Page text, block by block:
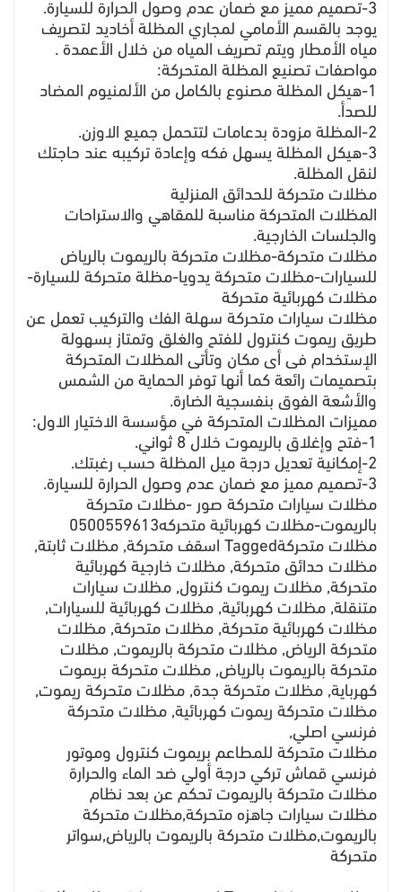
3-تصميم مميز مع ضمان عدم وصول الحرارة للسيارة.
يوجد بالقسم الأمامي لمجاري المظلة أخاديد لتصريف
مياه الأمطار ويتم تصريف المياه من خلال الأعمدة .
مواصفات تصنيع المظلة المتحركة:
1-هيكل المظلة مصنوع بالكامل من الألمنيوم المضاد
للصدأ.
2-المظلة مزودة بدعامات لتتحمل جميع الاوزن.
3-هيكل المظلة يسهل فكه وإعادة تركيبه عند حاجتك
لنقل المظلة.
مظلات متحركة للحدائق المنزلية
المظلات المتحركة مناسبة للمقاهي والاستراحات
والجلسات الخارجية.
مظلات متحركة-مظلات متحركة بالريموت بالرياض
للسيارات-مظلات متحركة يدويا-مظلة متحركة للسيارة-
مظلات كهربائية متحركة
مظلات سيارات متحركة سهلة الفك والتركيب تعمل عن
طريق ريموت كنترول للفتح والغلق وتمتاز بسهولة
الإستخدام فى أى مكان وتأتى المظلات المتحركة
بتصميمات رائعة كما أنها توفر الحماية من الشمس
والأشعة الفوق بنفسجية الضارة.
مميزات المظلات المتحركة في مؤسسة الاختيار الاول:
1-فتح وإغلاق بالريموت خلال 8 ثواني.
2-إمكانية تعديل درجة ميل المظلة حسب رغبتك.
3-تصميم مميز مع ضمان عدم وصول الحرارة للسيارة.
مظلات سيارات متحركة صور -مظلات متحركة
بالريموت-مظلات كهربائية متحركه0500559613
مظلات متحركةTagged اسقف متحركة, مظلات ثابتة,
مظلات حدائق متحركة, مظلات خارجية كهربائية
متحركة, مظلات ريموت كنترول, مظلات سيارات
متنقلة, مظلات كهربائية, مظلات كهربائية للسيارات,
مظلات كهربائية متحركة, مظلات متحركة, مظلات
متحركة الرياض, مظلات متحركة بالريموت, مظلات
متحركة بالريموت بالرياض, مظلات متحركة بريموت
كهرباية, مظلات متحركة جدة, مظلات متحركة ريموت,
مظلات متحركة ريموت كهربائية, مظلات متحركة
فرنسي اصلي,
مظلات متحركة للمطاعم بريموت كنترول وموتور
فرنسي قماش تركي درجة أولي ضد الماء والحرارة
مظلات متحركة بالريموت تحكم عن بعد نظام
مظلات سيارات جاهزه متحركة,مظلات متحركة
بالريموت,مظلات متحركة بالريموت بالرياض,سواتر
متحركة